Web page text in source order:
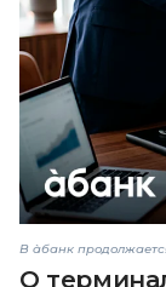
В àбанк
О